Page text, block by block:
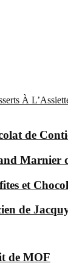
À
de
Marnier
et
de
de MOF